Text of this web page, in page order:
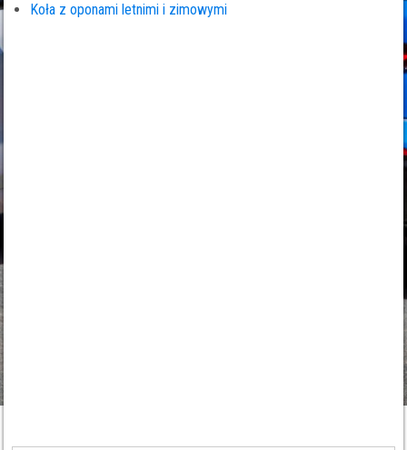
Koła z oponami letnimi i zimowymi